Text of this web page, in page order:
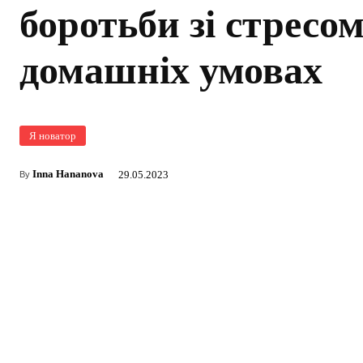
боротьби зі
домашніх умовах
Я новатор
By Inna Hananova 29.05.2023